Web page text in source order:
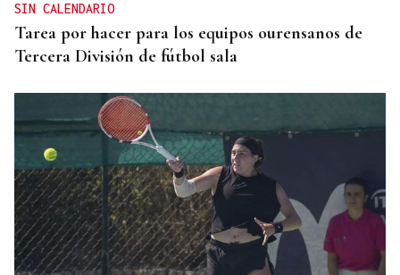
SIN CALENDARIO
Tarea por hacer para los equipos ourensanos de
Tercera División de fútbol sala